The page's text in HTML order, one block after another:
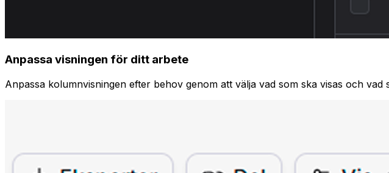
Anpassa visningen för ditt arbete
Anpassa kolumnvisningen efter behov genom att välja vad som ska visas och